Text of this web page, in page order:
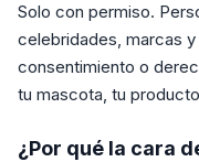
Solo con permiso.
celebridades, marcas
consentimiento o
tu mascota, tu
¿Por qué la cara